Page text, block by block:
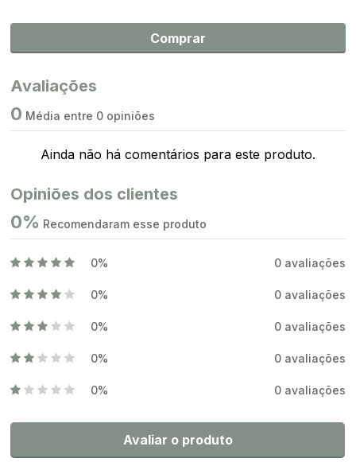
Comprar
Avaliações
0 Média entre 0 opiniões
Ainda não há comentários para este produto.
Opiniões dos clientes
0% Recomendaram esse produto
0% 0 avaliações
0% 0 avaliações
0% 0 avaliações
0% 0 avaliações
0% 0 avaliações
Avaliar o produto